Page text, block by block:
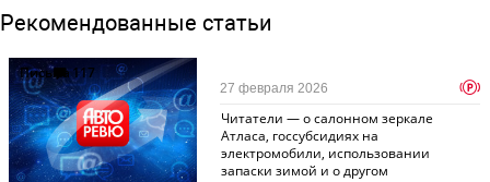
Рекомендованные статьи
Письма117
Читатели — о салонном зеркале
Атласа, госсубсидиях на
электромобили, использовании
запаски зимой и о другом
27 февраля 2026 p